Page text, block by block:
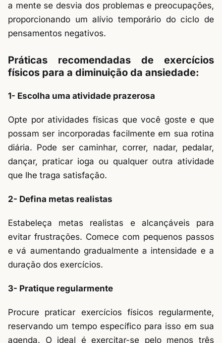
a mente se desvia dos problemas e preocupações,
proporcionando um alívio temporário do ciclo de
pensamentos negativos.
Práticas recomendadas de exercícios
físicos para a diminuição da ansiedade:
1- Escolha uma atividade prazerosa
Opte por atividades físicas que você goste e que
possam ser incorporadas facilmente em sua rotina
diária. Pode ser caminhar, correr, nadar, pedalar,
dançar, praticar ioga ou qualquer outra atividade
que lhe traga satisfação.
2- Defina metas realistas
Estabeleça metas realistas e alcançáveis para
evitar frustrações. Comece com pequenos passos
e vá aumentando gradualmente a intensidade e a
duração dos exercícios.
3- Pratique regularmente
Procure praticar exercícios físicos regularmente,
reservando um tempo específico para isso em sua
agenda. O ideal é exercitar-se pelo menos três